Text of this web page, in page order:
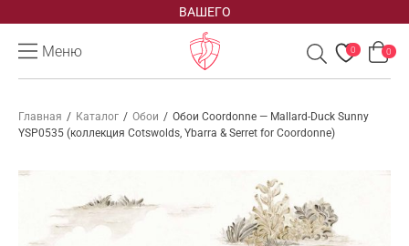
ВАШЕГО
Меню 0 0
Главная / Каталог / Обои / Обои Coordonne — Mallard-Duck Sunny
YSP0535 (коллекция Cotswolds, Ybarra & Serret for Coordonne)